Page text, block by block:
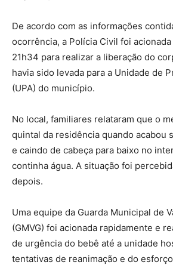
De acordo com as informações
ocorrência, a Polícia Civil foi
21h34 para realizar a liberação do
havia sido levada para a Unidade de
(UPA) do município.
No local, familiares relataram que o
quintal da residência quando acabou
e caindo de cabeça para baixo no
continha água. A situação foi
depois.
Uma equipe da Guarda Municipal de
(GMVG) foi acionada rapidamente e
de urgência do bebê até a unidade
tentativas de reanimação e do